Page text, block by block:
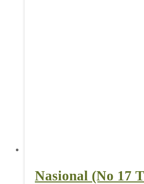
Nasional (No 17